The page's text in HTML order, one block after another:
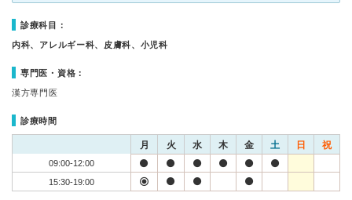
診療科目：
内科、アレルギー科、皮膚科、小児科
専門医・資格：
漢方専門医
診療時間
月 火 水 木 金 土 日 祝
09:00-12:00
15:30-19:00